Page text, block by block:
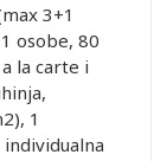
3+1
osobe, 80
la carte i
1